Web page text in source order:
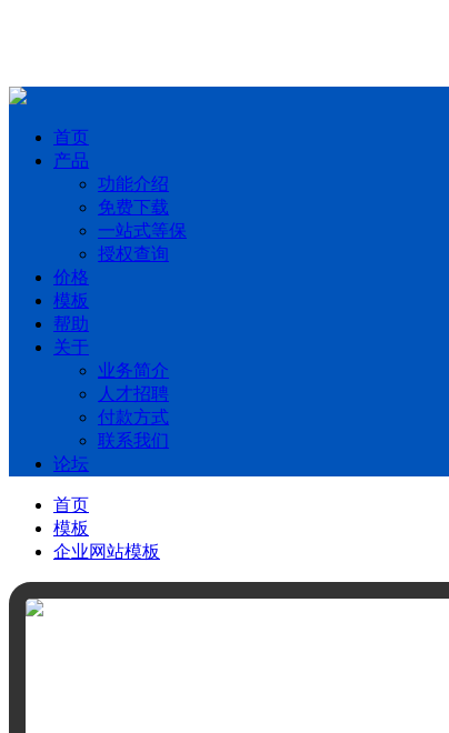
首页
产品
功能介绍
免费下载
一站式等保
授权查询
价格
模板
帮助
关于
业务简介
人才招聘
付款方式
联系我们
论坛
首页
模板
企业网站模板